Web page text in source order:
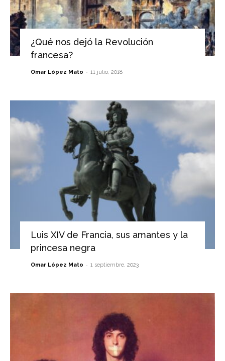
¿Qué nos dejó la Revolución
francesa?
Omar López Mato - 11 julio, 2018
Luis XIV de Francia, sus amantes y la
princesa negra
Omar López Mato - 1 septiembre, 2023